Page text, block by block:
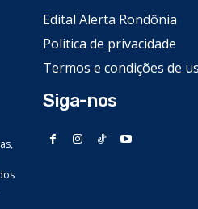
Edital Alerta Rondônia
Politica de privacidade
Termos e condições de
Siga-nos